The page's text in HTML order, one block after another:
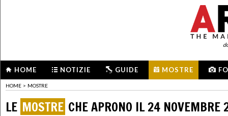
HOME NOTIZIE GUIDE MOSTRE
HOME > MOSTRE
LE MOSTRE CHE APRONO IL 24 NOVEMBRE